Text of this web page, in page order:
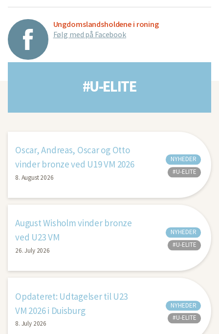
Ungdomslandsholdene i roning
Følg med på Facebook
#U-ELITE
Oscar, Andreas, Oscar og Otto
vinder bronze ved U19 VM 2026
8. August 2026
NYHEDER
#U-ELITE
August Wisholm vinder bronze
ved U23 VM
26. July 2026
NYHEDER
#U-ELITE
Opdateret: Udtagelser til U23
VM 2026 i Duisburg
8. July 2026
NYHEDER
#U-ELITE